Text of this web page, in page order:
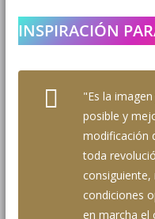
INSPIRACIÓN
"Es la
posible y
modificación
toda
condiciones
en marcha el